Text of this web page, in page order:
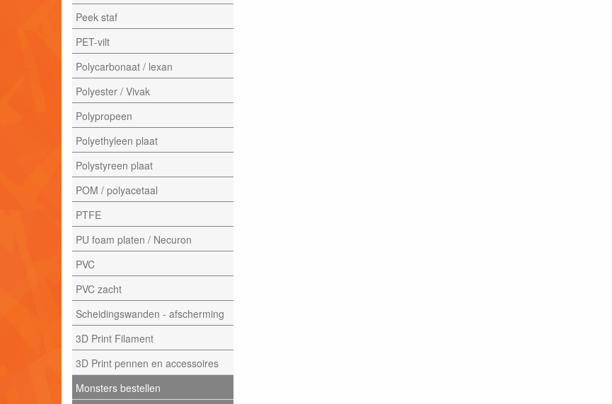
Peek staf
PET-vilt
Polycarbonaat / lexan
Polyester / Vivak
Polypropeen
Polyethyleen plaat
Polystyreen plaat
POM / polyacetaal
PTFE
PU foam platen / Necuron
PVC
PVC zacht
Scheidingswanden - afscherming
3D Print Filament
3D Print pennen en accessoires
Monsters bestellen